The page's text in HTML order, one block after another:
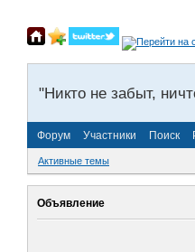
"Никто не забыт,
Форум Участники Поиск
Активные темы
Объявление